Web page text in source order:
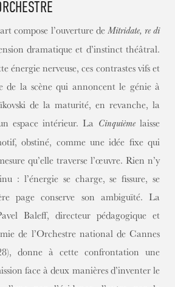
compose l’ouverture de Mitridate, re di
dramatique et d’instinct théâtral.
énergie nerveuse, ces contrastes vifs et
de la scène qui annoncent le génie à
de la maturité, en revanche, la
espace intérieur. La Cinquièmelaisse
obstiné, comme une idée fixe qui
qu’elle traverse l’œuvre. Rien n’y
: l’énergie se charge, se fissure, se
page conserve son ambiguïté. La
Baleff, directeur pédagogique et
de l’Orchestre national de Cannes
donne à cette confrontation une
face à deux manières d’inventer le